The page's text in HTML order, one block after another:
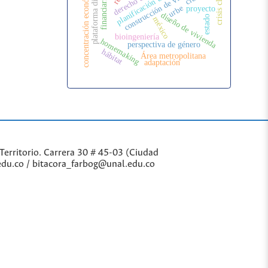
diseño de vivienda
perspectiva de género
homemaking
urbe proyecto
plataforma digital méxico estado
Área metropolitana
concentración económica hábitat
bioingeniería
adaptación
Carrera 30 # 45-03 (Ciudad
/ bitacora_farbog@unal.edu.co